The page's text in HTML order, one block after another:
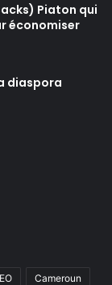
Piaton qui
économiser
diaspora
Cameroun